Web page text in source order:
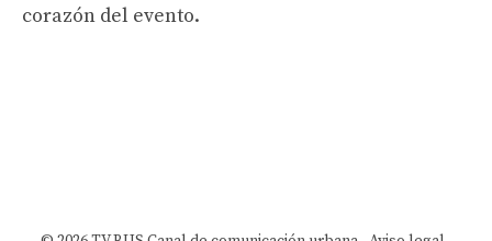
corazón del evento.